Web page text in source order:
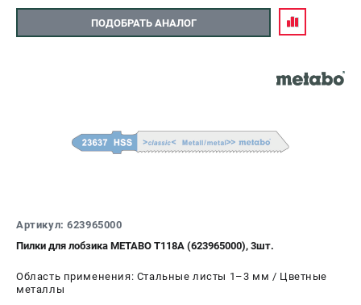
ПОДОБРАТЬ АНАЛОГ
Артикул: 623965000
Пилки для лобзика METABO T118A (623965000), 3шт.
Область применения: Стальные листы 1–3 мм / Цветные
металлы